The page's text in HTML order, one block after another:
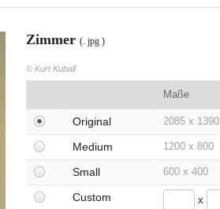
Zimmer (. jpg )
© Kurt Kuball
Maße
Original 2085 x 1390
Medium 1200 x 800
Small 600 x 400
Custom x